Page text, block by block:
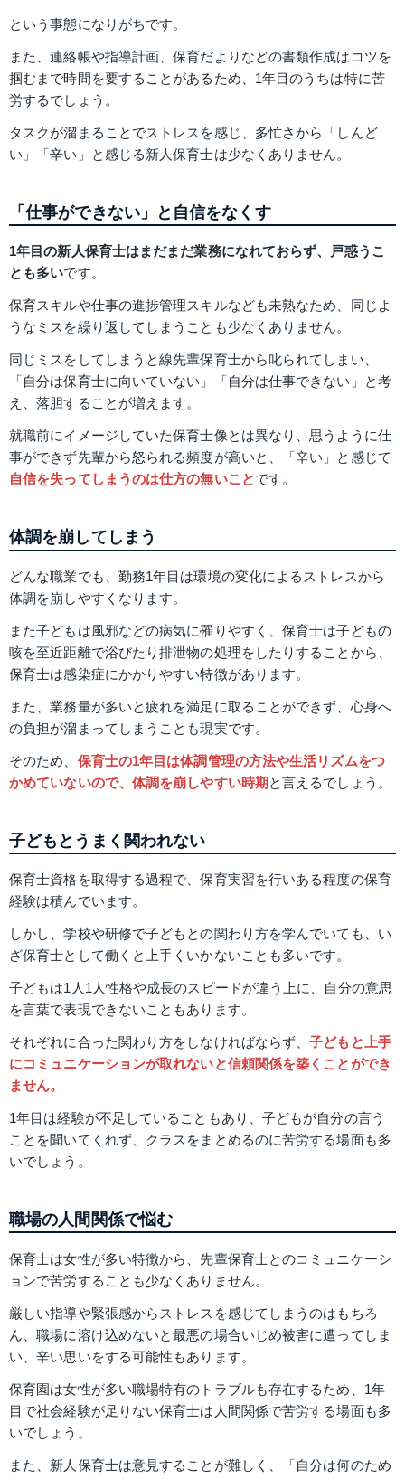
という事態になりがちです。
また、連絡帳や指導計画、保育だよりなどの書類作成はコツを
掴むまで時間を要することがあるため、1年目のうちは特に苦
労するでしょう。
タスクが溜まることでストレスを感じ、多忙さから「しんど
い」「辛い」と感じる新人保育士は少なくありません。
「仕事ができない」と自信をなくす
1年目の新人保育士はまだまだ業務になれておらず、戸惑うこ
とも多いです。
保育スキルや仕事の進捗管理スキルなども未熟なため、同じよ
うなミスを繰り返してしまうことも少なくありません。
同じミスをしてしまうと線先輩保育士から叱られてしまい、
「自分は保育士に向いていない」「自分は仕事できない」と考
え、落胆することが増えます。
就職前にイメージしていた保育士像とは異なり、思うように仕
事ができず先輩から怒られる頻度が高いと、「辛い」と感じて
自信を失ってしまうのは仕方の無いことです。
体調を崩してしまう
どんな職業でも、勤務1年目は環境の変化によるストレスから
体調を崩しやすくなります。
また子どもは風邪などの病気に罹りやすく、保育士は子どもの
咳を至近距離で浴びたり排泄物の処理をしたりすることから、
保育士は感染症にかかりやすい特徴があります。
また、業務量が多いと疲れを満足に取ることができず、心身へ
の負担が溜まってしまうことも現実です。
そのため、 保育士の1年目は体調管理の方法や生活リズムをつ
かめていないので、体調を崩しやすい時期 と言えるでしょう。
子どもとうまく関われない
保育士資格を取得する過程で、保育実習を行いある程度の保育
経験は積んでいます。
しかし、学校や研修で子どもとの関わり方を学んでいても、い
ざ保育士として働くと上手くいかないことも多いです。
子どもは1人1人性格や成長のスピードが違う上に、自分の意思
を言葉で表現できないこともあります。
それぞれに合った関わり方をしなければならず、子どもと上手
にコミュニケーションが取れないと信頼関係を築くことができ
ません。
1年目は経験が不足していることもあり、子どもが自分の言う
ことを聞いてくれず、クラスをまとめるのに苦労する場面も多
いでしょう。
職場の人間関係で悩む
保育士は女性が多い特徴から、先輩保育士とのコミュニケーシ
ョンで苦労することも少なくありません。
厳しい指導や緊張感からストレスを感じてしまうのはもちろ
ん、職場に溶け込めないと最悪の場合いじめ被害に遭ってしま
い、辛い思いをする可能性もあります。
保育園は女性が多い職場特有のトラブルも存在するため、1年
目で社会経験が足りない保育士は人間関係で苦労する場面も多
いでしょう。
また、新人保育士は意見することが難しく、「自分は何のため